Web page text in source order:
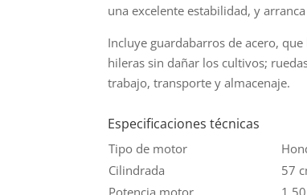
una excelente estabilidad, y
Incluye guardabarros de acero,
hileras sin dañar los cultivos;
trabajo, transporte y almacenaje.
Especificaciones técnicas
Tipo de motor
Cilindrada
57
Potencia motor